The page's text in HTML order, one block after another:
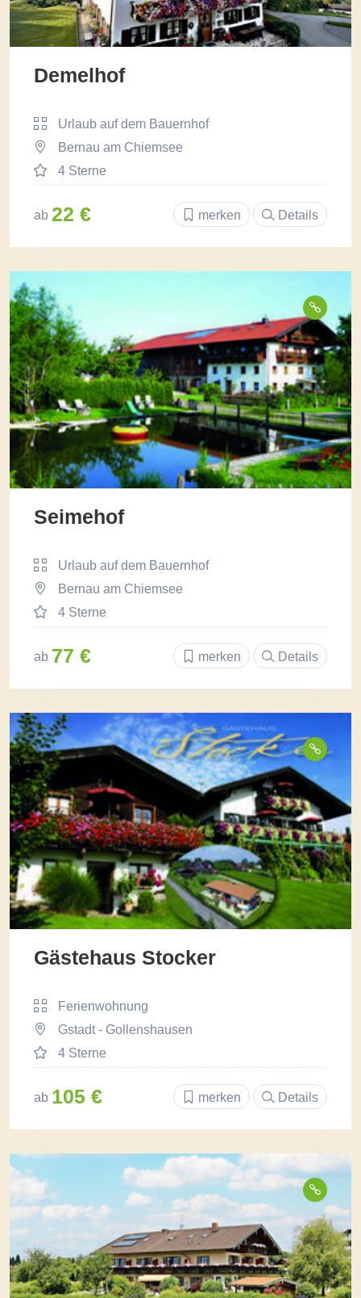
Demelhof
Urlaub auf dem Bauernhof
Bernau am Chiemsee
4 Sterne
ab 22 € merken Details
Seimehof
Urlaub auf dem Bauernhof
Bernau am Chiemsee
4 Sterne
ab 77 € merken Details
Gästehaus Stocker
Ferienwohnung
Gstadt - Gollenshausen
4 Sterne
ab 105 € merken Details